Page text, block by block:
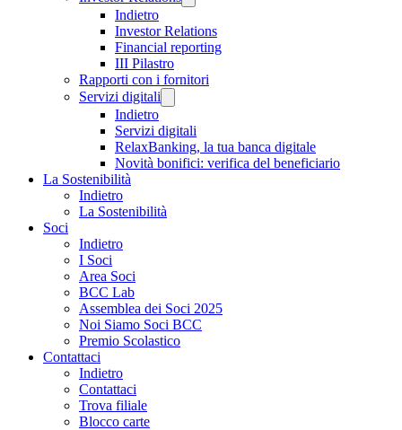
Indietro
Investor Relations
Financial reporting
III Pilastro
Rapporti con i fornitori
Servizi digitali
Indietro
Servizi digitali
RelaxBanking, la tua banca digitale
Novità bonifici: verifica del beneficiario
La Sostenibilità
Indietro
La Sostenibilità
Soci
Indietro
I Soci
Area Soci
BCC Lab
Assemblea dei Soci 2025
Noi Siamo Soci BCC
Premio Scolastico
Contattaci
Indietro
Contattaci
Trova filiale
Blocco carte